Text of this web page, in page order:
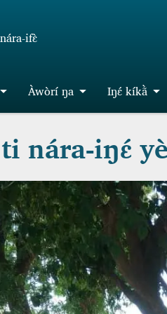
ifɛ̀
Àwòrí ŋa Iŋɛ́ kíkã̀
nára-iŋɛ́